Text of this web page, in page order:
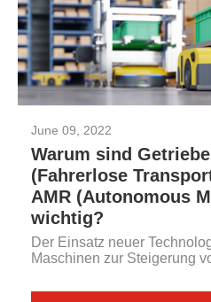
June 09, 2022
Warum sind
(Fahrerlose
AMR (Autonomous
wichtig?
Der Einsatz neuer
Maschinen zur Steigerung